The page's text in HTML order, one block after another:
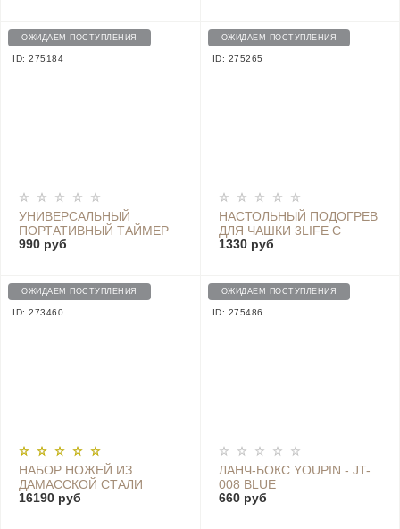
ОЖИДАЕМ ПОСТУПЛЕНИЯ
ID: 275184
УНИВЕРСАЛЬНЫЙ
ПОРТАТИВНЫЙ ТАЙМЕР
ДЛЯ КУХНИ BASEUS -
990 руб
ОЖИДАЕМ ПОСТУПЛЕНИЯ
ID: 275265
НАСТОЛЬНЫЙ ПОДОГРЕВ
ДЛЯ ЧАШКИ 3LIFE С
ТЕМПЕРАТУРНЫМ
1330 руб
ОЖИДАЕМ ПОСТУПЛЕНИЯ
ID: 273460
НАБОР НОЖЕЙ ИЗ
ДАМАССКОЙ СТАЛИ
HUOHOU SET OF 5
16190 руб
ОЖИДАЕМ ПОСТУПЛЕНИЯ
ID: 275486
ЛАНЧ-БОКС YOUPIN - JT-
008 BLUE
660 руб